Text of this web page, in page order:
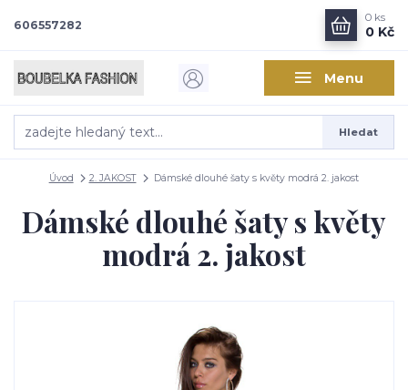
Menu
Hledat
606557282
0 ks
0 Kč
Úvod 2. JAKOST Dámské dlouhé šaty s květy modrá 2. jakost
Dámské dlouhé šaty s květy
modrá 2. jakost